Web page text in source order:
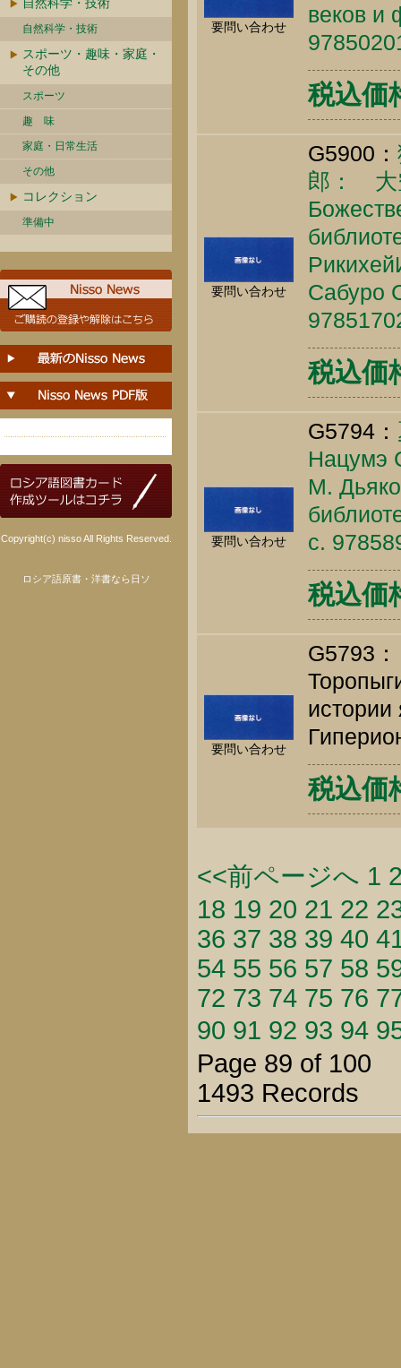
自然科学・技術
スポーツ・趣味・家庭・
その他
スポーツ
趣 味
家庭・日常生活
その他
コレクション
準備中
Copyright(c) nisso All Rights Reserved.
ロシア語原書・洋書なら日ソ
要問い合わせ
веков и
税込価
要問い合わせ
G5900：
郎： 大
Сабуро
税込価
要問い合わせ
G5794：
Нацумэ
М.
c.
税込価
要問い合わせ
G5793
истории
税込価
<<前ページへ 1
18 19 20 21 22
36 37 38 39 40
54 55 56 57 58
72 73 74 75 76
90 91 92 93 94
Page 89 of 100
1493 Records